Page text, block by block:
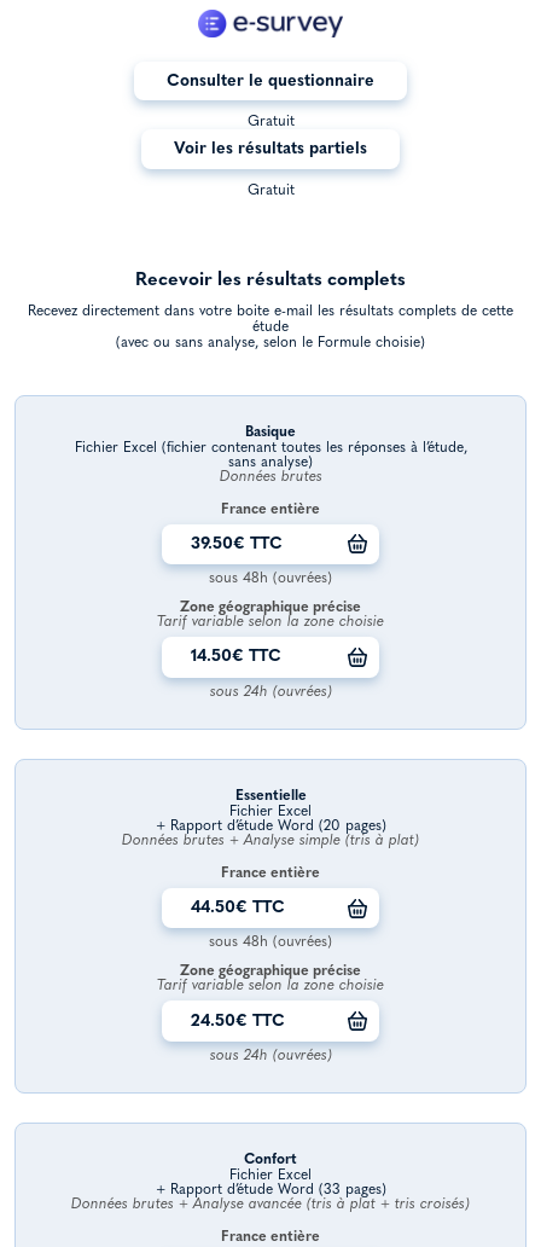
Consulter le questionnaire
Gratuit
Voir les résultats partiels
Gratuit
Recevoir les résultats complets
Recevez directement dans votre boite e-mail les résultats complets de cette
étude
(avec ou sans analyse, selon le Formule choisie)
Basique
Fichier Excel (fichier contenant toutes les réponses à l’étude,
sans analyse)
Données brutes
France entière
39.50€ TTC
sous 48h (ouvrées)
Zone géographique précise
Tarif variable selon la zone choisie
14.50€ TTC
sous 24h (ouvrées)
Essentielle
Fichier Excel
+ Rapport d’étude Word (20 pages)
Données brutes + Analyse simple (tris à plat)
France entière
44.50€ TTC
sous 48h (ouvrées)
Zone géographique précise
Tarif variable selon la zone choisie
24.50€ TTC
sous 24h (ouvrées)
Confort
Fichier Excel
+ Rapport d’étude Word (33 pages)
Données brutes + Analyse avancée (tris à plat + tris croisés)
France entière